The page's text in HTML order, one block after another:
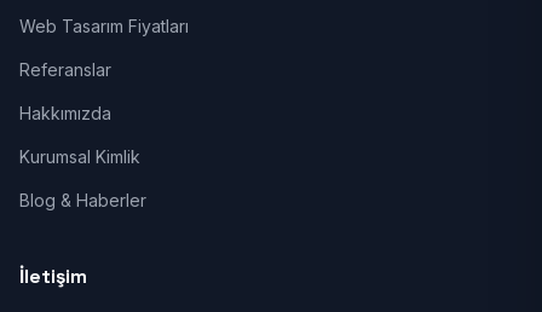
Web Tasarım Fiyatları
Referanslar
Hakkımızda
Kurumsal Kimlik
Blog & Haberler
İletişim